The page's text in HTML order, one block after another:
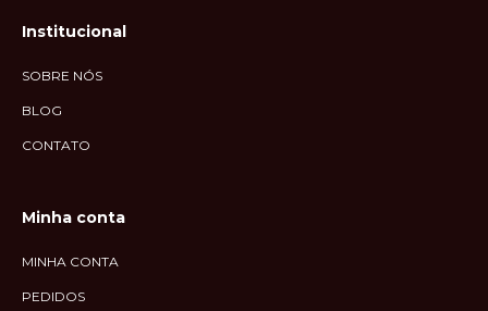
Institucional
SOBRE NÓS
BLOG
CONTATO
Minha conta
MINHA CONTA
PEDIDOS